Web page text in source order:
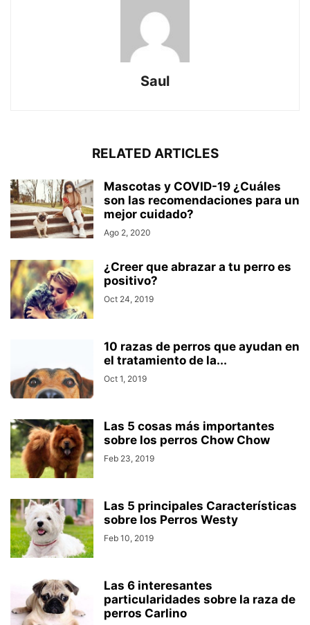
Saul
RELATED ARTICLES
Mascotas y COVID-19 ¿Cuáles
son las recomendaciones para un
mejor cuidado?
Ago 2, 2020
¿Creer que abrazar a tu perro es
positivo?
Oct 24, 2019
10 razas de perros que ayudan en
el tratamiento de la...
Oct 1, 2019
Las 5 cosas más importantes
sobre los perros Chow Chow
Feb 23, 2019
Las 5 principales Características
sobre los Perros Westy
Feb 10, 2019
Las 6 interesantes
particularidades sobre la raza de
perros Carlino